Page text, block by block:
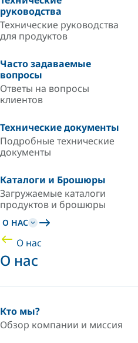
руководства
Технические руководства
для продуктов
Часто задаваемые
вопросы
Ответы на вопросы
клиентов
Технические документы
Подробные технические
документы
Каталоги и Брошюры
Загружаемые каталоги
продуктов и брошюры
О НАС
О нас
О нас
Кто мы?
Обзор компании и миссия